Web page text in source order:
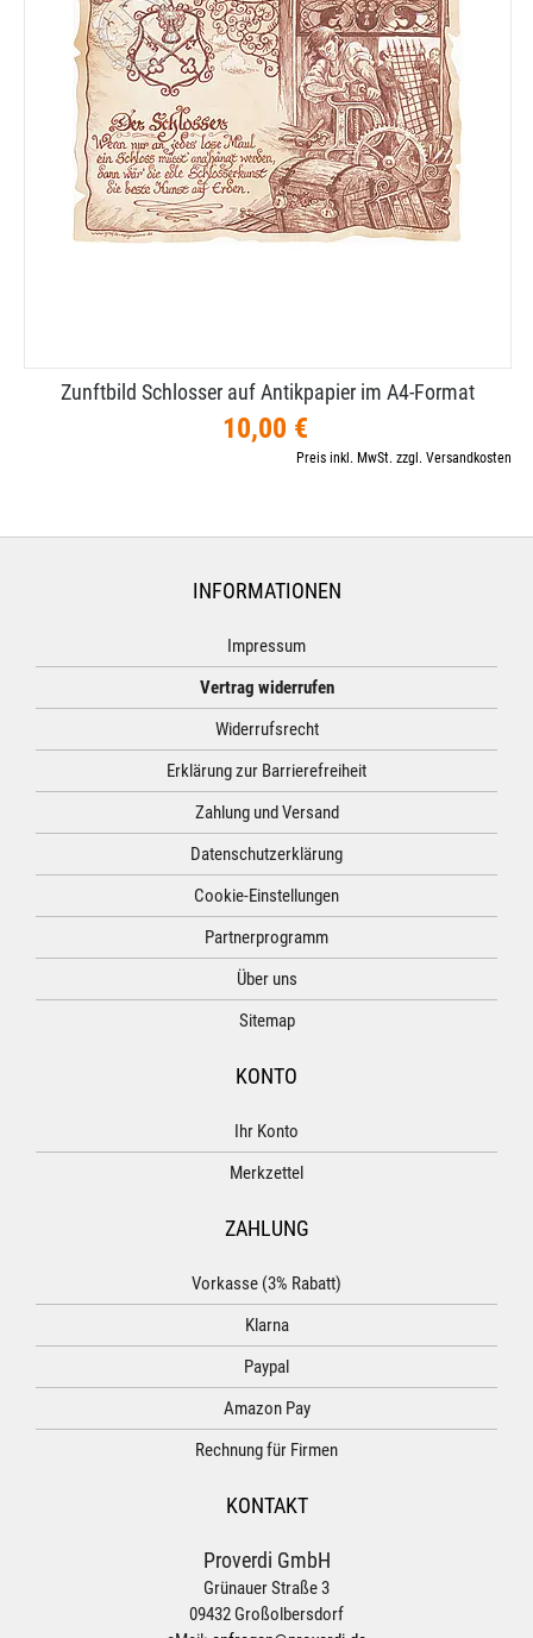
Zunftbild Schlosser auf Antikpapier im A4-​Format
10,00 €
Preis inkl. MwSt. zzgl. Versandkosten
INFORMATIONEN
Impressum
Vertrag widerrufen
Widerrufsrecht
Erklärung zur Barrierefreiheit
Zahlung und Versand
Datenschutzerklärung
Cookie-Einstellungen
Partnerprogramm
Über uns
Sitemap
KONTO
Ihr Konto
Merkzettel
ZAHLUNG
Vorkasse (3% Rabatt)
Klarna
Paypal
Amazon Pay
Rechnung für Firmen
KONTAKT
Proverdi GmbH
Grünauer Straße 3
09432 Großolbersdorf